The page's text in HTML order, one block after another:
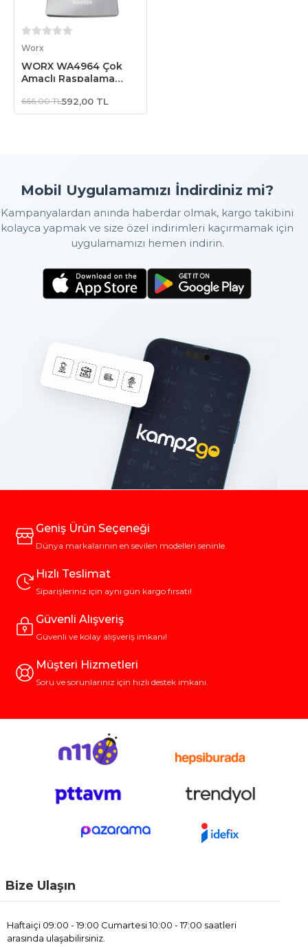
Worx
WORX WA4964 Çok
Amaçlı Raspalama
Universal Kazıma
Bıçağı
666,00 TL592,00 TL
Mobil Uygulamamızı İndirdiniz mi?
Kampanyalardan anında haberdar olmak, kargo takibini
kolayca yapmak ve size özel indirimleri kaçırmamak için
uygulamamızı hemen indirin.
Geniş Ürün Seçeneği
Dünya markalarının en sevilen modelleri seninle.
Hızlı Teslimat
Siparişleriniz için aynı gün kargo fırsatı!
Güvenli Alışveriş
Güvenli ve kolay alışveriş imkanı!
Müşteri Hizmetleri
Soru ve sorunlarınız için hızlı destek imkanı.
Bize Ulaşın
Haftaiçi 09:00 - 19:00 Cumartesi 10:00 - 17:00 saatleri
arasında ulaşabilirsiniz.